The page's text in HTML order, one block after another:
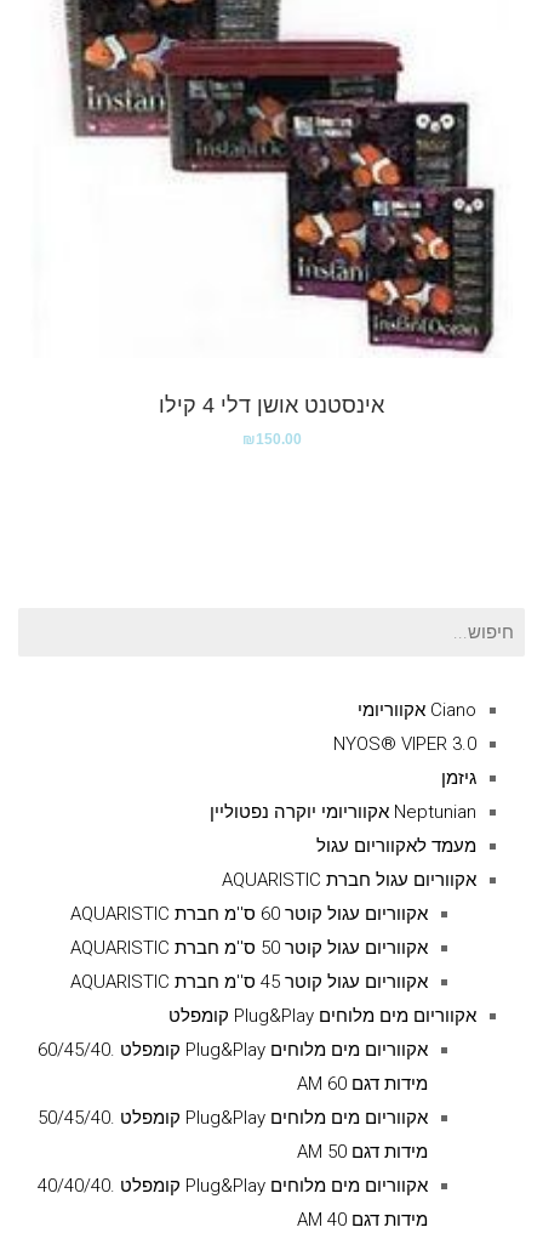
אינסטנט אושן דלי 4 קילו
₪150.00
חיפוש
Ciano אקווריומי
NYOS® VIPER 3.0
גיזמן
Neptunian אקווריומי יוקרה נפטוליין
מעמד לאקווריום עגול
אקווריום עגול חברת AQUARISTIC
אקווריום עגול קוטר 60 ס''מ חברת AQUARISTIC
אקווריום עגול קוטר 50 ס''מ חברת AQUARISTIC
אקווריום עגול קוטר 45 ס''מ חברת AQUARISTIC
אקווריום מים מלוחים Plug&Play קומפלט
אקווריום מים מלוחים Plug&Play קומפלט .60/45/40
מידות דגם AM 60
אקווריום מים מלוחים Plug&Play קומפלט .50/45/40
מידות דגם AM 50
אקווריום מים מלוחים Plug&Play קומפלט .40/40/40
מידות דגם AM 40